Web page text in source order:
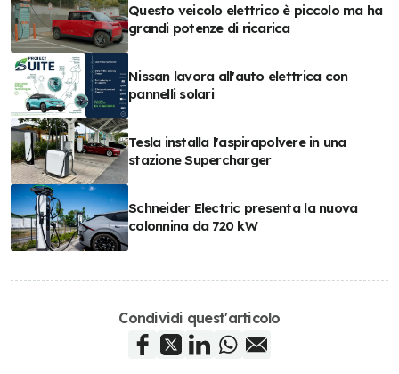
Questo veicolo elettrico è piccolo ma ha
grandi potenze di ricarica
Nissan lavora all'auto elettrica con
pannelli solari
Tesla installa l'aspirapolvere in una
stazione Supercharger
Schneider Electric presenta la nuova
colonnina da 720 kW
Condividi quest'articolo